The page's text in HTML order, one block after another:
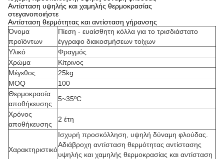
Αντίσταση υψηλής και χαμηλής θερμοκρασίας
στεγανοποιήστε
Αντίσταση θερμότητας και αντίσταση γήρανσης
Όνομα
προϊόντων
Πίεση - ευαίσθητη κόλλα για το τρισδιάστατο
έγγραφο διακοσμήσεων τοίχων
Υλικό
Φραγμός
Χρώμα
Κίτρινος
Μέγεθος
25kg
MOQ
100
Θερμοκρασία
αποθήκευσης
5~35ºC
Χρόνος
αποθήκευσης
2 έτη
Χαρακτηριστικό
Ισχυρή προσκόλληση, υψηλή δύναμη φλούδας.
Αδιάβροχη αντίσταση θερμότητας αντίστασης
υψηλής και χαμηλής θερμοκρασίας και αντίσταση